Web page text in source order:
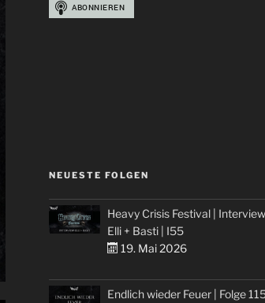
NEUESTE FOLGEN
Heavy Crisis Festival |
Elli + Basti | I55
19. Mai 2026
Endlich wieder Feuer | Folge 115